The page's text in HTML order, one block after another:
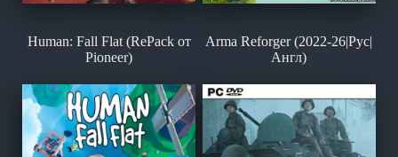
Human: Fall Flat (RePack от
Pioneer)
Arma Reforger (2022-26|Рус|
Англ)